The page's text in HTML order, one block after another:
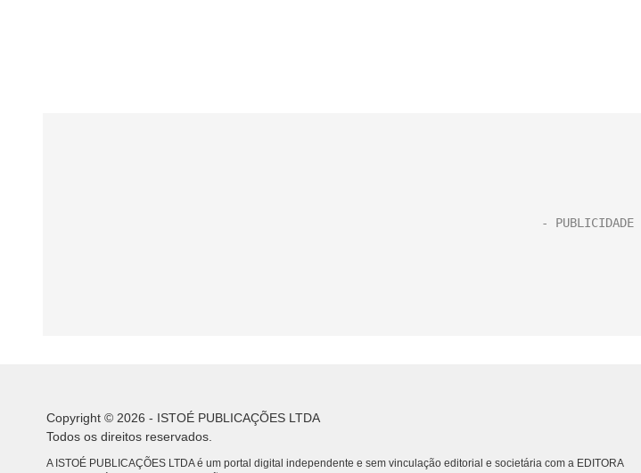
Copyright © 2026 - ISTOÉ PUBLICAÇÕES LTDA
Todos os direitos reservados.
A ISTOÉ PUBLICAÇÕES LTDA é um portal digital independente e sem vinculação editorial e societária com a EDITORA